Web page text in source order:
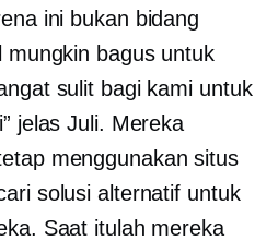
ini bukan bidang
mungkin bagus untuk
sulit bagi kami untuk
jelas Juli. Mereka
menggunakan situs
solusi alternatif untuk
Saat itulah mereka